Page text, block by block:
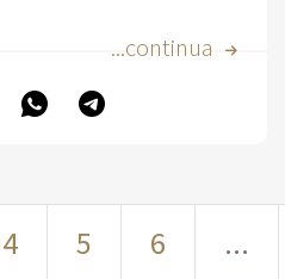
...continua
4 5 6 ...